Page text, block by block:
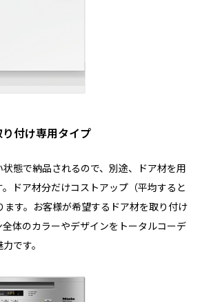
り付け専用タイプ
状態で納品されるので、別途、ドア材を用
ドア材分だけコストアップ（平均すると
ます。お客様が希望するドア材を取り付け
体のカラーやデザインをトータルコーデ
です。